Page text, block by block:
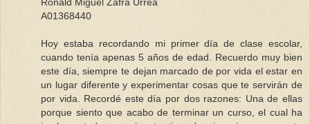
A01368440
Hoy estaba recordando mi primer día de clase escolar,
cuando tenía apenas 5 años de edad. Recuerdo muy bien
este día, siempre te dejan marcado de por vida el estar en
un lugar diferente y experimentar cosas que te servirán de
por vida. Recordé este día por dos razones: Una de ellas
porque siento que acabo de terminar un curso, el cual ha